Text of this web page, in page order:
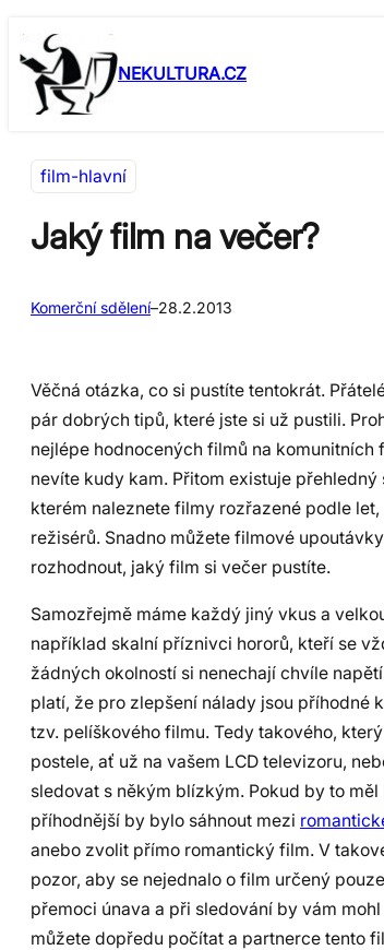
Přeskočit
na
obsah
Skip
to
content
NEKULTURA.CZ
film-hlavní
Jaký film na večer?
Komerční sdělení–28.2.2013
Věčná otázka, co si pustíte tentokrát.
pár dobrých tipů, které jste si už pustili.
nejlépe hodnocených filmů na
nevíte kudy kam. Přitom existuje
kterém naleznete filmy rozřazené podle
režisérů. Snadno můžete filmové
rozhodnout, jaký film si večer pustíte.
Samozřejmě máme každý jiný vkus a
například skalní příznivci hororů, kteří se
žádných okolností si nenechají chvíle
platí, že pro zlepšení nálady jsou příhodné
tzv. pelíškového filmu. Tedy takového,
postele, ať už na vašem LCD televizoru,
sledovat s někým blízkým. Pokud by to
příhodnější by bylo sáhnout mezi
anebo zvolit přímo romantický film. V
pozor, aby se nejednalo o film určený
přemoci únava a při sledování by vám
můžete dopředu počítat a partnerce tento